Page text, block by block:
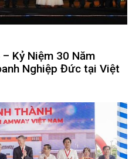
Kỷ Niệm 30 Năm
Nghiệp Đức tại Việt